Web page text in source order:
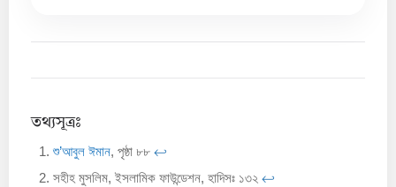
তথ্যসূত্রঃ
শু’আবুল ঈমান, পৃষ্ঠা ৮৮ ↩︎
সহীহ মুসলিম, ইসলামিক ফাউন্ডেশন, হাদিসঃ ১৩২ ↩︎